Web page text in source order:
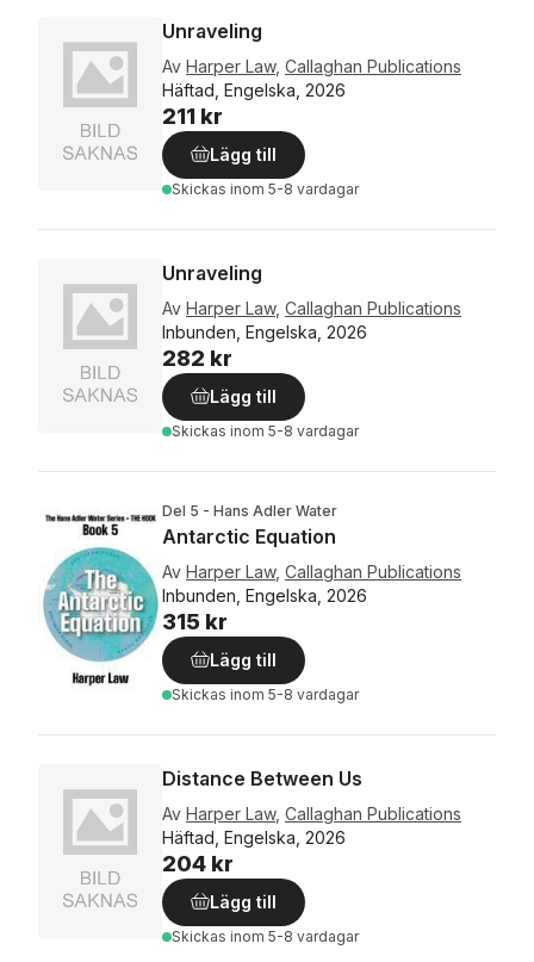
Unraveling
Av Harper Law, Callaghan Publications
Häftad, Engelska, 2026
211 kr
Lägg till
Skickas inom 5-8 vardagar
Unraveling
Av Harper Law, Callaghan Publications
Inbunden, Engelska, 2026
282 kr
Lägg till
Skickas inom 5-8 vardagar
Del 5 - Hans Adler Water
Antarctic Equation
Av Harper Law, Callaghan Publications
Inbunden, Engelska, 2026
315 kr
Lägg till
Skickas inom 5-8 vardagar
Distance Between Us
Av Harper Law, Callaghan Publications
Häftad, Engelska, 2026
204 kr
Lägg till
Skickas inom 5-8 vardagar